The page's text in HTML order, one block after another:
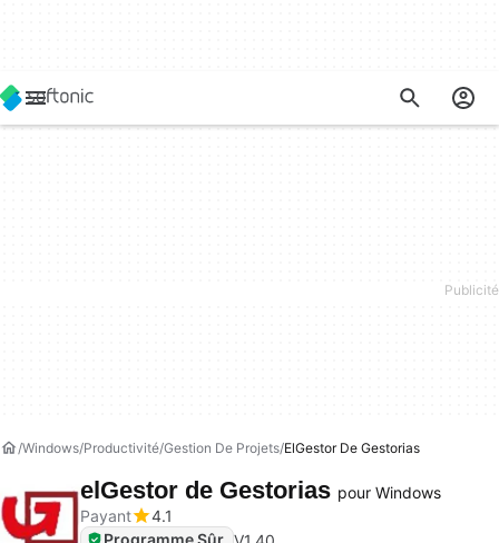
Windows Productivité Gestion De Projets ElGestor De Gestorias
elGestor de Gestorias pour Windows
Payant
4.1
Programme Sûr